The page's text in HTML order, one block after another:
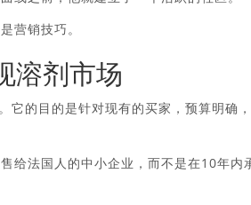
营销技巧。
溶剂市场
它的目的是针对现有的买家，预算明确
给法国人的中小企业，而不是在10年内